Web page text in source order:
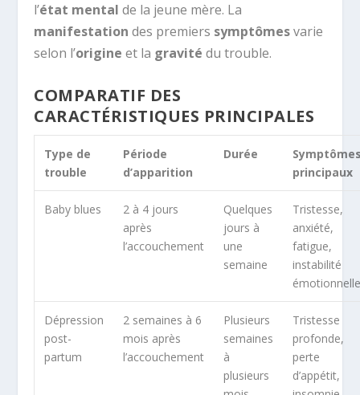
l’état mental de la jeune mère. La
manifestation des premiers symptômesvarie
selon l’origine et la gravité du trouble.
COMPARATIF DES
CARACTÉRISTIQUES PRINCIPALES
Type de
trouble
Période
d’apparition
Durée
principaux
Baby blues
2 à 4 jours
après
l’accouchement
Quelques
jours à
une
semaine
Tristesse,
anxiété,
fatigue,
instabilité
Dépression
post-
partum
2 semaines à 6
mois après
l’accouchement
Plusieurs
semaines
à
plusieurs
Tristesse
profonde,
perte
d’appétit,